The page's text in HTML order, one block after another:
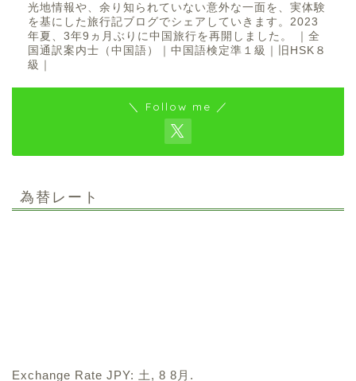
光地情報や、余り知られていない意外な一面を、実体験
を基にした旅行記ブログでシェアしていきます。2023
年夏、3年9ヵ月ぶりに中国旅行を再開しました。 ｜全
国通訳案内士（中国語）｜中国語検定準１級｜旧HSK８
級｜
＼ Follow me ／
為替レート
Exchange Rate JPY: 土, 8 8月.